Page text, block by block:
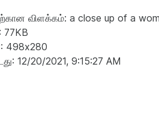
விளக்கம்: a close up of a
498x280
12/20/2021, 9:15:27 AM